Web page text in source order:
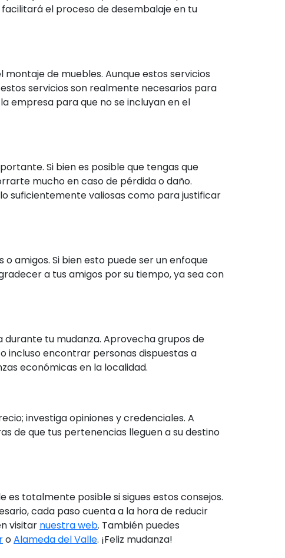
el proceso de desembalaje en tu
de muebles. Aunque estos servicios
servicios son realmente necesarios para
empresa para que no se incluyan en el
Si bien es posible que tengas que
mucho en caso de pérdida o daño.
suficientemente valiosas como para justificar
amigos. Si bien esto puede ser un enfoque
a tus amigos por su tiempo, ya sea con
durante tu mudanza. Aprovecha grupos de
incluso encontrar personas dispuestas a
económicas en la localidad.
investiga opiniones y credenciales. A
de que tus pertenencias lleguen a su destino
es totalmente posible si sigues estos consejos.
cada paso cuenta a la hora de reducir
visitar nuestra web. También puedes
oAlameda del Valle. ¡Feliz mudanza!